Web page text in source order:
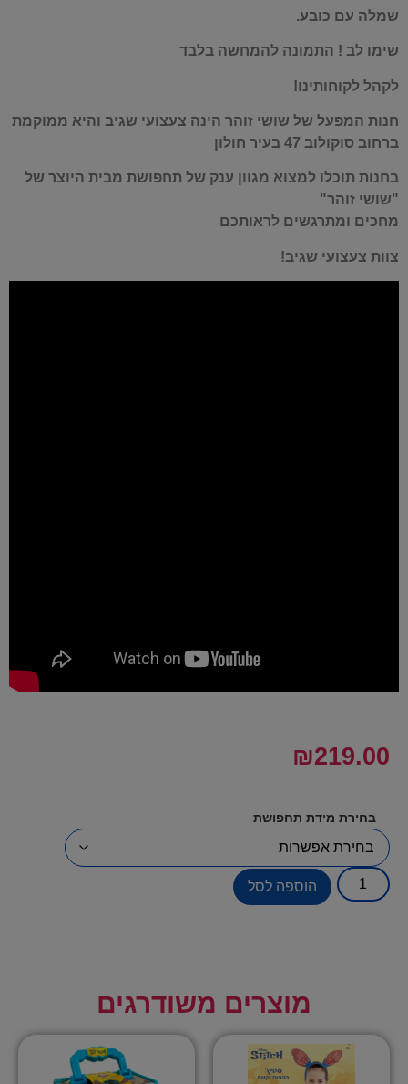
שמלה עם כובע.
שימו לב ! התמונה להמחשה בלבד
לקהל לקוחותינו!
חנות המפעל של שושי זוהר הינה צעצועי שגיב והיא ממוקמת
ברחוב סוקולוב 47 בעיר חולון
בחנות תוכלו למצוא מגוון ענק של תחפושת מבית היוצר של
"שושי זוהר"
מחכים ומתרגשים לראותכם
צוות צעצועי שגיב!
₪219.00
בחירת מידת תחפושת
הוספה לסל
מוצרים משודרגים